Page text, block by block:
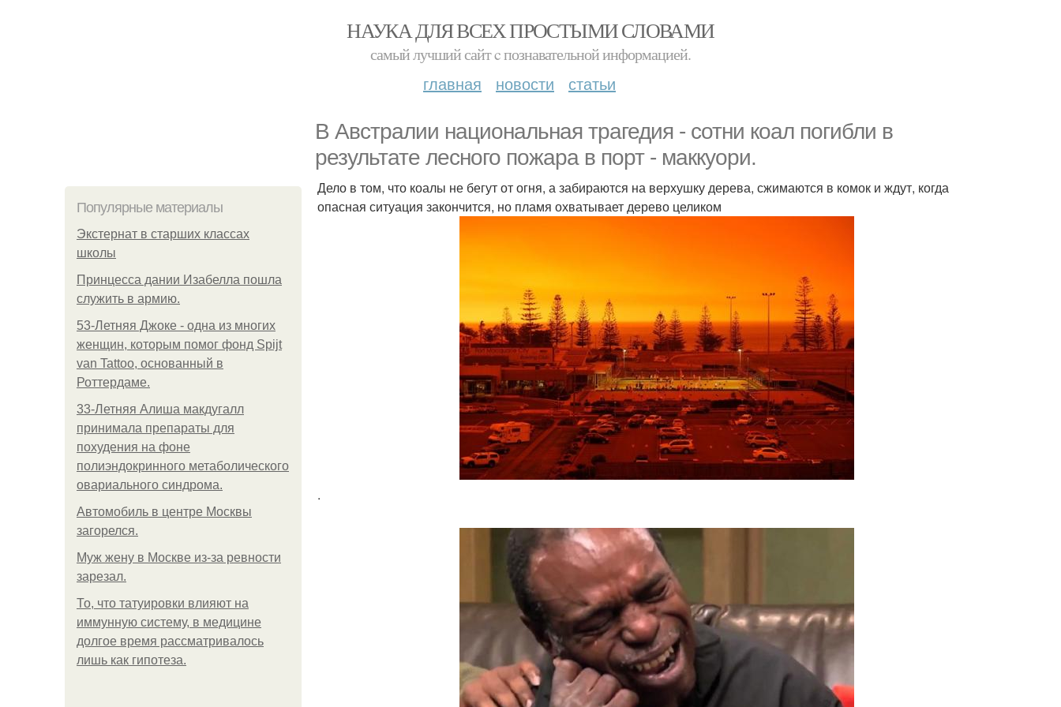
НАУКА ДЛЯ ВСЕХ ПРОСТЫМИ СЛОВАМИ
самый лучший сайт c познавательной информацией.
главная новости статьи
В Австралии национальная трагедия - сотни коал погибли в
результате лесного пожара в порт - маккуори.
Популярные материалы
Экстернат в старших классах
школы
Принцесса дании Изабелла пошла
служить в армию.
53-Летняя Джоке - одна из многих
женщин, которым помог фонд Spijt
van Tattoo, основанный в
Роттердаме.
33-Летняя Алиша макдугалл
принимала препараты для
похудения на фоне
полиэндокринного метаболического
овариального синдрома.
Автомобиль в центре Москвы
загорелся.
Mуж жену в Москве из-за ревности
зарезал.
То, что татуировки влияют на
иммунную систему, в медицине
долгое время рассматривалось
лишь как гипотеза.
Дело в том, что коалы не бегут от огня, а забираются на верхушку дерева, сжимаются в комок и ждут, когда
опасная ситуация закончится, но пламя охватывает дерево целиком
.